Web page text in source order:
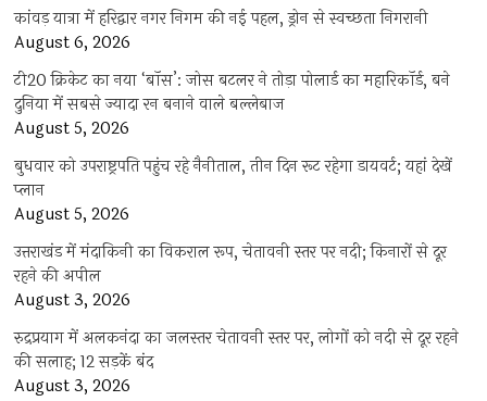
कांवड़ यात्रा में हरिद्वार नगर निगम की नई पहल, ड्रोन से स्वच्छता निगरानी
August 6, 2026
टी20 क्रिकेट का नया ‘बॉस’: जोस बटलर ने तोड़ा पोलार्ड का महारिकॉर्ड, बने
दुनिया में सबसे ज्यादा रन बनाने वाले बल्लेबाज
August 5, 2026
बुधवार को उपराष्ट्रपति पहुंच रहे नैनीताल, तीन दिन रूट रहेगा डायवर्ट; यहां देखें
प्‍लान
August 5, 2026
उत्तराखंड में मंदाकिनी का विकराल रूप, चेतावनी स्तर पर नदी; किनारों से दूर
रहने की अपील
August 3, 2026
रुद्रप्रयाग में अलकनंदा का जलस्तर चेतावनी स्तर पर, लोगों को नदी से दूर रहने
की सलाह; 12 सड़कें बंद
August 3, 2026